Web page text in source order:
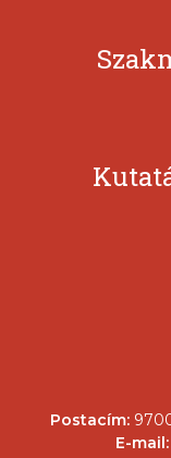
Postacím:
E-mail: